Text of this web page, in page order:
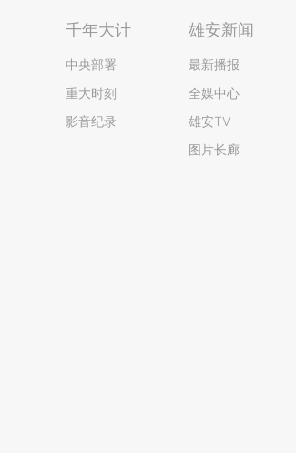
千年大计
中央部署
重大时刻
影音纪录
雄安新闻
最新播报
全媒中心
雄安TV
图片长廊